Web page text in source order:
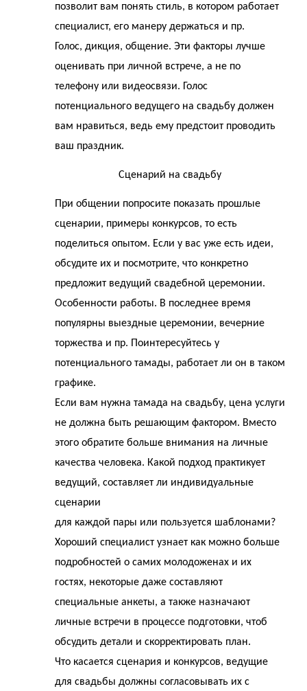
позволит вам понять стиль, в котором работает
специалист, его манеру держаться и пр.
Голос, дикция, общение. Эти факторы лучше
оценивать при личной встрече, а не по
телефону или видеосвязи. Голос
потенциального ведущего на свадьбу должен
вам нравиться, ведь ему предстоит проводить
ваш праздник.
Сценарий на свадьбу
При общении попросите показать прошлые
сценарии, примеры конкурсов, то есть
поделиться опытом. Если у вас уже есть идеи,
обсудите их и посмотрите, что конкретно
предложит ведущий свадебной церемонии.
Особенности работы. В последнее время
популярны выездные церемонии, вечерние
торжества и пр. Поинтересуйтесь у
потенциального тамады, работает ли он в таком
графике.
Если вам нужна тамада на свадьбу, цена услуги
не должна быть решающим фактором. Вместо
этого обратите больше внимания на личные
качества человека. Какой подход практикует
ведущий, составляет ли индивидуальные
сценарии
для каждой пары или пользуется шаблонами?
Хороший специалист узнает как можно больше
подробностей о самих молодоженах и их
гостях, некоторые даже составляют
специальные анкеты, а также назначают
личные встречи в процессе подготовки, чтоб
обсудить детали и скорректировать план.
Что касается сценария и конкурсов, ведущие
для свадьбы должны согласовывать их с